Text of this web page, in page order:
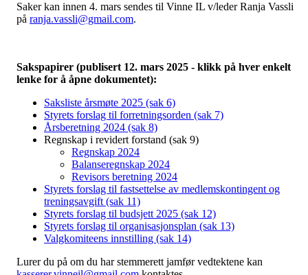
Saker kan innen 4. mars sendes til Vinne IL v/leder Ranja Vassli
på ranja.vassli@gmail.com.
Sakspapirer (publisert 12. mars 2025 - klikk på hver enkelt
lenke for å åpne dokumentet):
Saksliste årsmøte 2025 (sak 6)
Styrets forslag til forretningsorden (sak 7)
Årsberetning 2024 (sak 8)
Regnskap i revidert forstand (sak 9)
Regnskap 2024
Balanseregnskap 2024
Revisors beretning 2024
Styrets forslag til fastsettelse av medlemskontingent og
treningsavgift (sak 11)
Styrets forslag til budsjett 2025 (sak 12)
Styrets forslag til organisasjonsplan (sak 13)
Valgkomiteens innstilling (sak 14)
Lurer du på om du har stemmerett jamfør vedtektene kan